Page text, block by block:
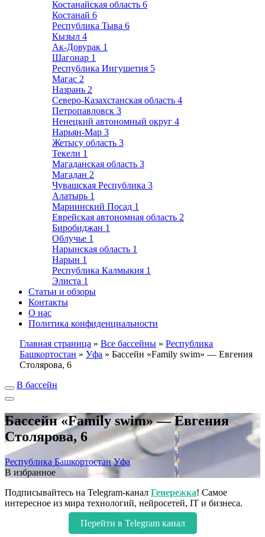
Костанайская область 6
Костанай 6
Республика Тыва 6
Кызыл 4
Ак-Довурак 1
Шагонар 1
Республика Ингушетия 5
Магас 2
Назрань 2
Северо-Казахстанская область 4
Петропавловск 3
Ненецкий автономный округ 4
Нарьян-Мар 3
Жетысу область 3
Текели 1
Магаданская область 3
Магадан 2
Чувашская Республика 3
Алатырь 1
Мариинский Посад 1
Еврейская автономная область 2
Биробиджан 1
Облучье 1
Нарынская область 1
Нарын 1
Республика Калмыкия 1
Элиста 1
Статьи и обзоры
Контакты
О нас
Политика конфиденциальности
Главная страница » Все бассейны » Республика
Башкортостан » Уфа » Бассейн «Family swim» — Евгения
Столярова, 6
В бассейн
Бассейн «Family swim» — Евгения
Столярова, 6
Республика Башкортостан Уфа
В избранное
Подписывайтесь на Telegram-канал Генережка! Самое
интересное из мира технологий, нейросетей, IT и бизнеса.
Перейти в Telegram канал